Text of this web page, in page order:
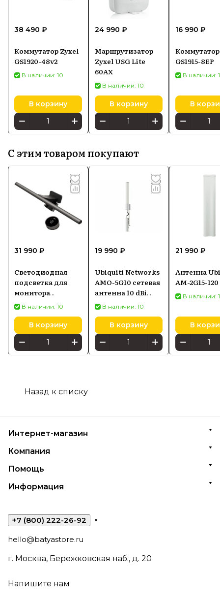
38 490 ₽
Коммутатор Zyxel
GS1920-48v2
В наличии: 10
В корзину
24 990 ₽
Маршрутизатор
Zyxel USG Lite
60AX
В наличии: 10
В корзину
16 990 ₽
GS1915-8EP
В наличии:
В
С этим товаром покупают
31 990 ₽
Светодиодная
подсветка для
монитора
SCREENBAR HALO
2
В наличии: 10
В корзину
19 990 ₽
Ubiquiti Networks
AMO-5G10 сетевая
антенна 10 dBi
Секторная
антенна
В наличии: 10
В корзину
21 990 ₽
Антенна
AM-2G15-120
В наличии:
В
Назад к списку
Интернет-магазин
Компания
Помощь
Информация
+7 (800) 222-26-92
hello@batyastore.ru
г. Москва, Бережковская наб., д. 20
Напишите нам